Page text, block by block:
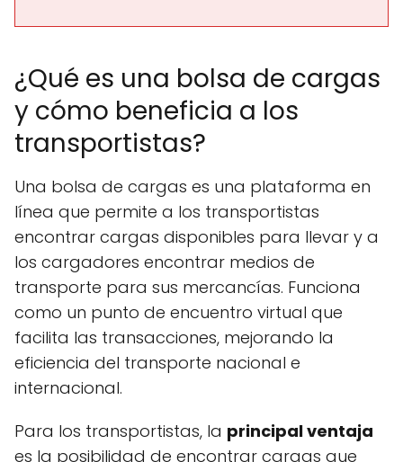
¿Qué es una bolsa de cargas
y cómo beneficia a los
transportistas?
Una bolsa de cargas es una plataforma en
línea que permite a los transportistas
encontrar cargas disponibles para llevar y a
los cargadores encontrar medios de
transporte para sus mercancías. Funciona
como un punto de encuentro virtual que
facilita las transacciones, mejorando la
eficiencia del transporte nacional e
internacional.
Para los transportistas, la principal ventaja
es la posibilidad de encontrar cargas que